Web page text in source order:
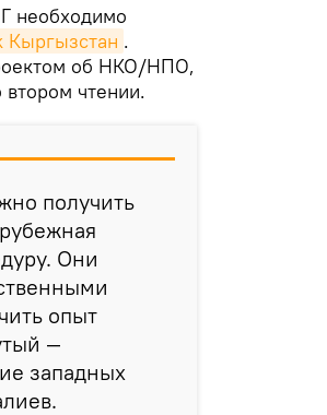
необходимо
Кыргызстан .
об НКО/НПО,
чтении.
получить
Они
опыт
—
западных